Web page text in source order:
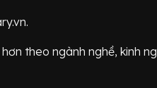
theo ngành nghề, kinh